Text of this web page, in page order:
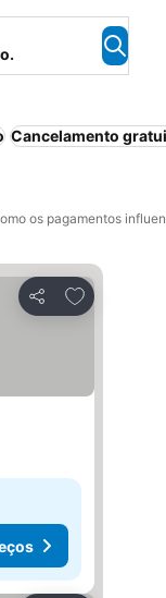
Cancelamento
os pagamentos
Partilhar
Adicionar